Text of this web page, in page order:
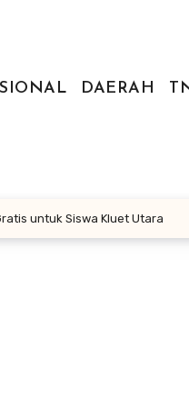
DAERAH
untuk Siswa Kluet Utara